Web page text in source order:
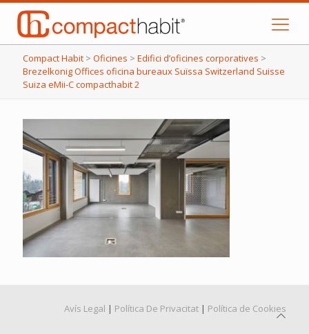
Compact Habit > Oficines > Edifici d’oficines corporatives >
Brezelkonig Offices oficina bureaux Suïssa Switzerland Suisse
Suiza eMii-C compacthabit 2
Avís Legal | Política De Privacitat | Política de Cookies